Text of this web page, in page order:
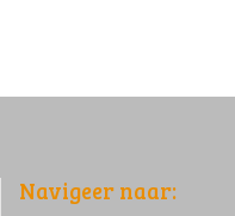
Navigeer naar: